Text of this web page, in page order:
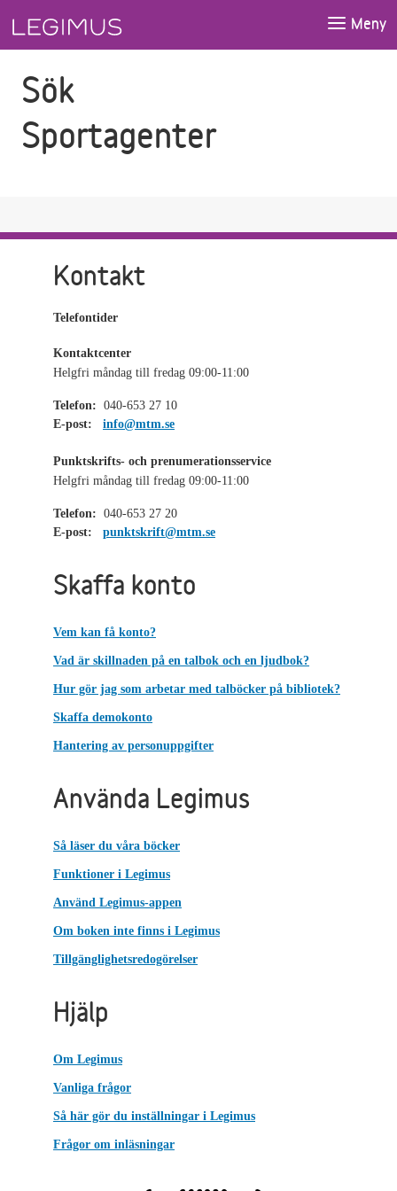
Meny
Sök
Sportagenter
Kontakt
Telefontider
Kontaktcenter
Helgfri måndag till fredag 09:00-11:00
Telefon: 040-653 27 10
E-post:
info@mtm.se
Punktskrifts- och prenumerationsservice
Helgfri måndag till fredag 09:00-11:00
Telefon: 040-653 27 20
E-post:
punktskrift@mtm.se
Skaffa konto
Vem kan få konto?
Vad är skillnaden på en talbok och en ljudbok?
Hur gör jag som arbetar med talböcker på bibliotek?
Skaffa demokonto
Hantering av personuppgifter
Använda Legimus
Så läser du våra böcker
Funktioner i Legimus
Använd Legimus-appen
Om boken inte finns i Legimus
Tillgänglighetsredogörelser
Hjälp
Om Legimus
Vanliga frågor
Så här gör du inställningar i Legimus
Frågor om inläsningar